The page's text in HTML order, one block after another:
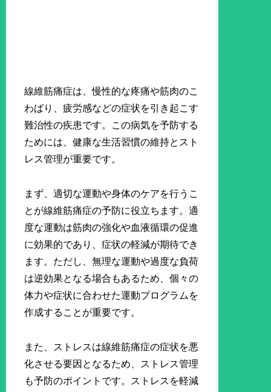
線維筋痛症は、慢性的な疼痛や筋肉のこ
わばり、疲労感などの症状を引き起こす
難治性の疾患です。この病気を予防する
ためには、健康な生活習慣の維持とスト
レス管理が重要です。
まず、適切な運動や身体のケアを行うこ
とが線維筋痛症の予防に役立ちます。適
度な運動は筋肉の強化や血液循環の促進
に効果的であり、症状の軽減が期待でき
ます。ただし、無理な運動や過度な負荷
は逆効果となる場合もあるため、個々の
体力や症状に合わせた運動プログラムを
作成することが重要です。
また、ストレスは線維筋痛症の症状を悪
化させる要因となるため、ストレス管理
も予防のポイントです。ストレスを軽減